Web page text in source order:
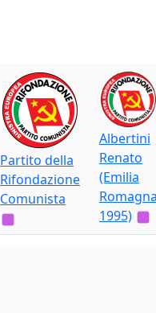
Partito della
Rifondazione
Comunista
Albertini
Renato
(Emilia
1995)